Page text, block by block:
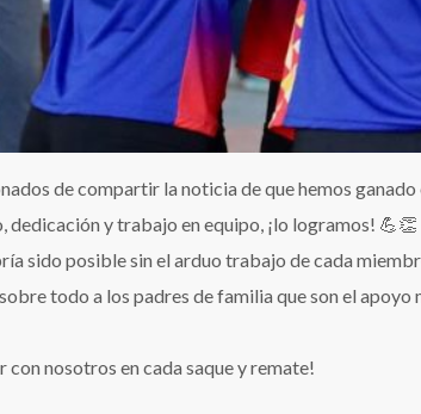
de compartir la noticia de que hemos
dedicación y trabajo en equipo, ¡lo logramos! 💪👏
sido posible sin el arduo trabajo de cada
todo a los padres de familia que son el apoyo
con nosotros en cada saque y remate!